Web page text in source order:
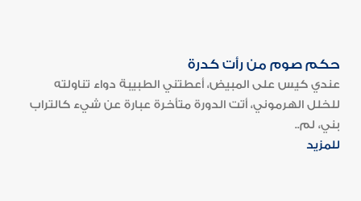
حكم صوم من رأت كدرة
عندي كيس على المبيض، أعطتني الطبيبة دواء تناولته
للخلل الهرموني، أتت الدورة متأخرة عبارة عن شيء كالتراب
بني، لم..
للمزيد